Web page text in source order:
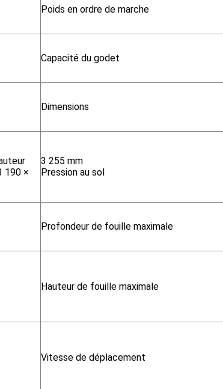
Poids en ordre de marche
Capacité du godet
Dimensions
190 ×
3 255 mm
Pression au sol
Profondeur de fouille maximale
Hauteur de fouille maximale
Vitesse de déplacement